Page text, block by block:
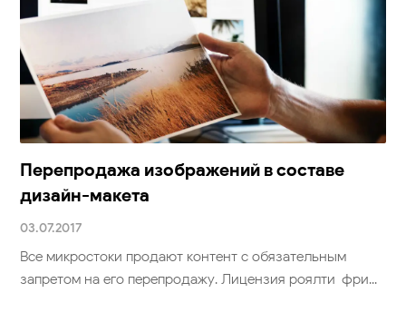
Перепродажа изображений в составе
дизайн-макета
03.07.2017
Все микростоки продают контент с обязательным
запретом на его перепродажу. Лицензия роялти-фри...